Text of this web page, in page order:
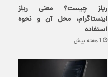
ریلز چیست؟ معنی ریلز
اینستاگرام، محل آن و نحوه
استفاده
1 هفته پیش